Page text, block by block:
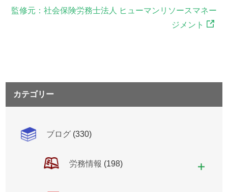
監修元：社会保険労務士法人 ヒューマンリソースマネー
ジメント
カテゴリー
ブログ (330)
労務情報 (198)